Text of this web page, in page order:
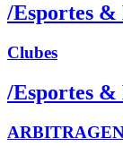
/Esportes &
Clubes
/Esportes &